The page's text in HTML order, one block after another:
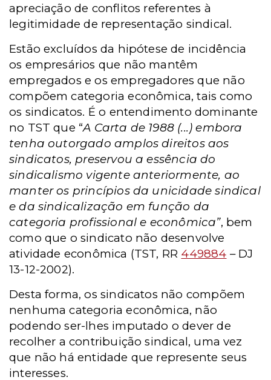
apreciação de conflitos referentes à
legitimidade de representação sindical.
Estão excluídos da hipótese de incidência
os empresários que não mantêm
empregados e os empregadores que não
compõem categoria econômica, tais como
os sindicatos. É o entendimento dominante
no TST que “A Carta de 1988 (...) embora
tenha outorgado amplos direitos aos
sindicatos, preservou a essência do
sindicalismo vigente anteriormente, ao
manter os princípios da unicidade sindical
e da sindicalização em função da
categoria profissional e econômica”, bem
como que o sindicato não desenvolve
atividade econômica (TST, RR 449884 – DJ
13-12-2002).
Desta forma, os sindicatos não compõem
nenhuma categoria econômica, não
podendo ser-lhes imputado o dever de
recolher a contribuição sindical, uma vez
que não há entidade que represente seus
interesses.